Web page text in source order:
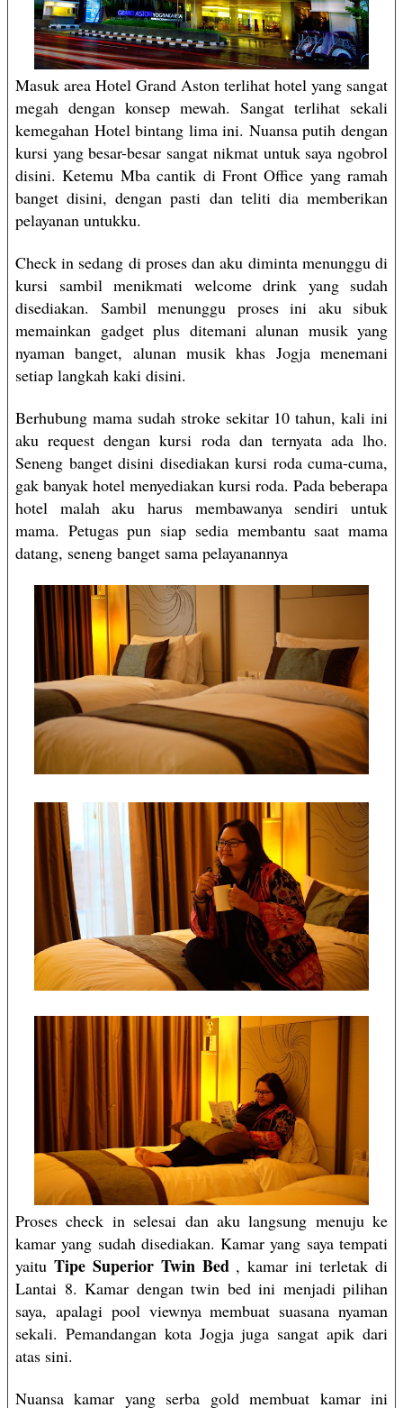
Masuk area Hotel Grand Aston terlihat hotel yang sangat
megah dengan konsep mewah. Sangat terlihat sekali
kemegahan Hotel bintang lima ini. Nuansa putih dengan
kursi yang besar-besar sangat nikmat untuk saya ngobrol
disini. Ketemu Mba cantik di Front Office yang ramah
banget disini, dengan pasti dan teliti dia memberikan
pelayanan untukku.
Check in sedang di proses dan aku diminta menunggu di
kursi sambil menikmati welcome drink yang sudah
disediakan. Sambil menunggu proses ini aku sibuk
memainkan gadget plus ditemani alunan musik yang
nyaman banget, alunan musik khas Jogja menemani
setiap langkah kaki disini.
Berhubung mama sudah stroke sekitar 10 tahun, kali ini
aku request dengan kursi roda dan ternyata ada lho.
Seneng banget disini disediakan kursi roda cuma-cuma,
gak banyak hotel menyediakan kursi roda. Pada beberapa
hotel malah aku harus membawanya sendiri untuk
mama. Petugas pun siap sedia membantu saat mama
datang, seneng banget sama pelayanannya
Proses check in selesai dan aku langsung menuju ke
kamar yang sudah disediakan. Kamar yang saya tempati
yaitu Tipe Superior Twin Bed , kamar ini terletak di
Lantai 8. Kamar dengan twin bed ini menjadi pilihan
saya, apalagi pool viewnya membuat suasana nyaman
sekali. Pemandangan kota Jogja juga sangat apik dari
atas sini.
Nuansa kamar yang serba gold membuat kamar ini